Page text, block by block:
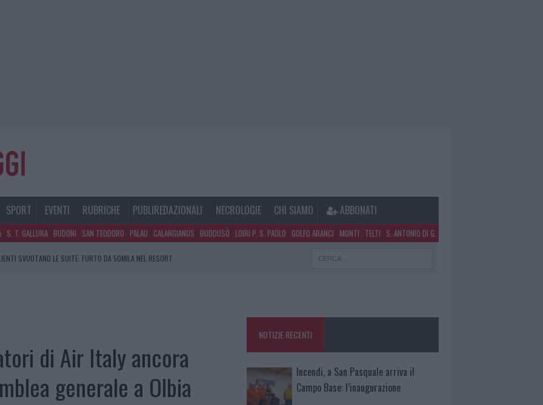
SPORT EVENTI RUBRICHE PUBLIREDAZIONALI NECROLOGIE CHI SIAMO ABBONATI
S. T. GALLURA BUDONI SAN TEODORO PALAU CALANGIANUS BUDDUSÒ LOIRI P. S. PAOLO GOLFO ARANCI MONTI TELTI S. ANTONIO DI G.
SVUOTANO LE SUITE: FURTO DA 50MILA NEL RESORT
di Air Italy ancora
generale a Olbia
NOTIZIE RECENTI
Incendi, a San Pasquale arriva il
Campo Base: l’inaugurazione